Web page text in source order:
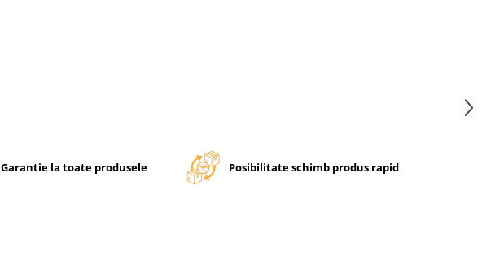
Garantie la toate produsele Posibilitate schimb produs rapid